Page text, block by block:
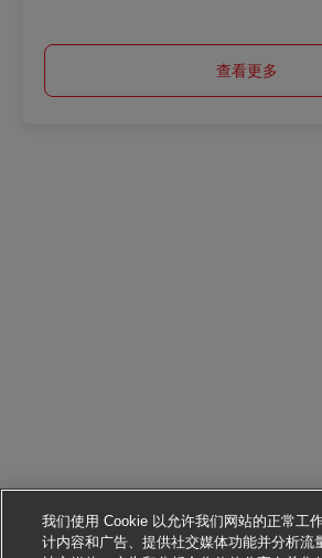
查看更多
我们使用 Cookie 以允许我们网站的正常工
计内容和广告、提供社交媒体功能并分析流